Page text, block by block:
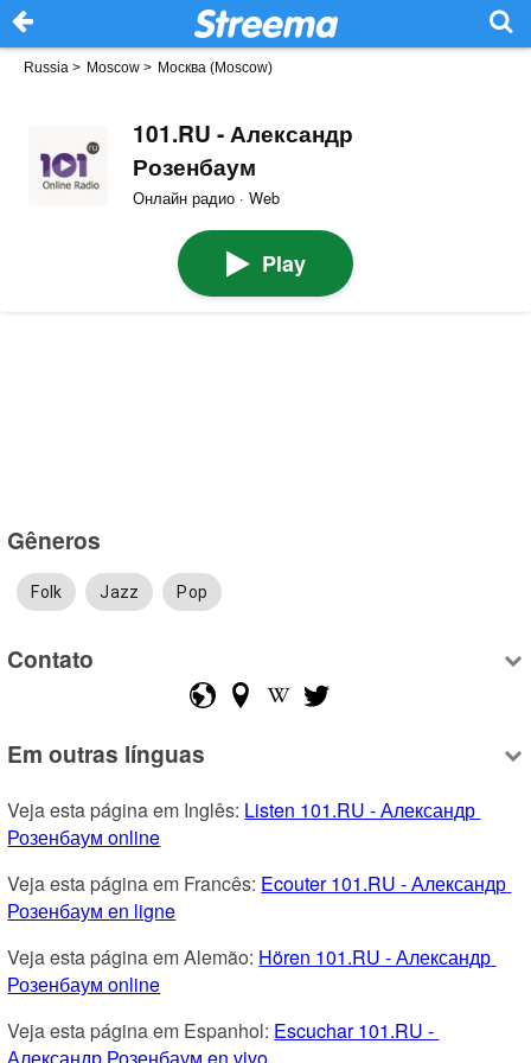
Russia > Moscow > Москва (Moscow)
101.RU - Александр
Розенбаум
Онлайн радио · Web
Play
Gêneros
Folk Jazz Pop
Contato
Em outras línguas
Veja esta página em Inglês: Listen 101.RU - Александр
Розенбаум online
Veja esta página em Francês: Ecouter 101.RU - Александр
Розенбаум en ligne
Veja esta página em Alemão: Hören 101.RU - Александр
Розенбаум online
Veja esta página em Espanhol: Escuchar 101.RU -
Александр Розенбаум en vivo